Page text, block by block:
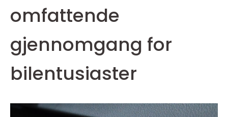
omfattende
gjennomgang for
bilentusiaster